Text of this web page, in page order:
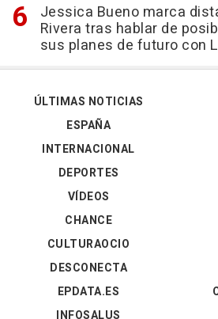
Jessica Bueno marca
Rivera tras hablar de
sus planes de futuro con
ÚLTIMAS NOTICIAS
ESPAÑA
INTERNACIONAL
DEPORTES
VÍDEOS
CHANCE
CULTURAOCIO
DESCONECTA
EPDATA.ES
INFOSALUS